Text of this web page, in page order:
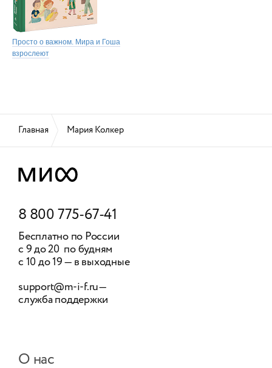
Просто о важном. Мира и Гоша
взрослеют
Главная Мария Колкер
8 800 775-67-41
Бесплатно по России
с 9 до 20 по будням
с 10 до 19 — в выходные
support@m-i-f.ru—
служба поддержки
О нас